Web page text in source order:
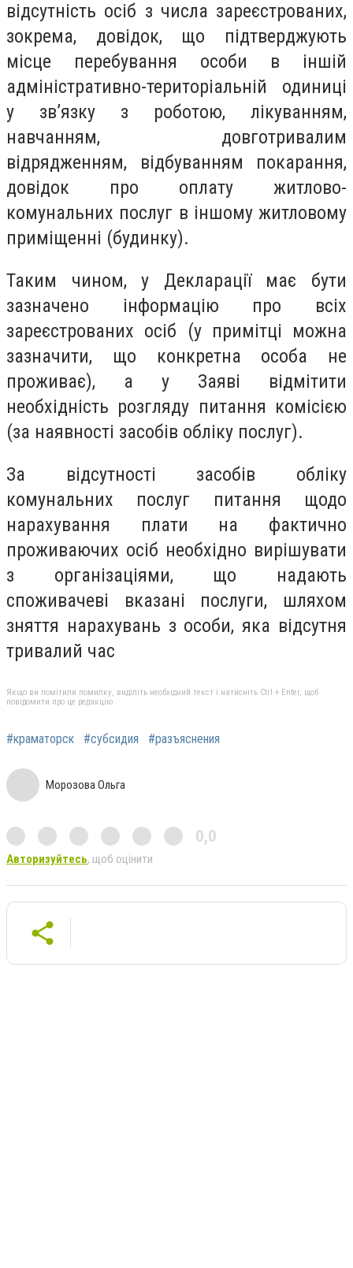
відсутність осіб з числа зареєстрованих,
зокрема, довідок, що підтверджують
місце перебування особи в іншій
адміністративно-територіальній одиниці
у зв’язку з роботою, лікуванням,
навчанням, довготривалим
відрядженням, відбуванням покарання,
довідок про оплату житлово-
комунальних послуг в іншому житловому
приміщенні (будинку).
Таким чином, у Декларації має бути
зазначено інформацію про всіх
зареєстрованих осіб (у примітці можна
зазначити, що конкретна особа не
проживає), а у Заяві відмітити
необхідність розгляду питання комісією
(за наявності засобів обліку послуг).
За відсутності засобів обліку
комунальних послуг питання щодо
нарахування плати на фактично
проживаючих осіб необхідно вирішувати
з організаціями, що надають
споживачеві вказані послуги, шляхом
зняття нарахувань з особи, яка відсутня
тривалий час
Якщо ви помітили помилку, виділіть необхідний текст і натисніть Ctrl + Enter, щоб
повідомити про це редакцію
#краматорск #субсидия #разъяснения
Морозова Ольга
0,0
Авторизуйтесь, щоб оцінити